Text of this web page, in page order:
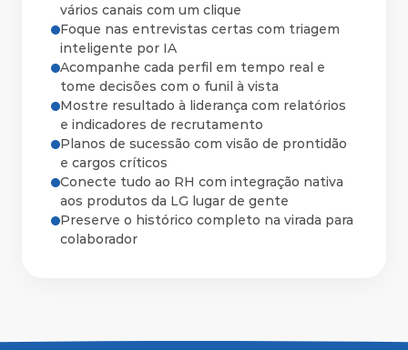
vários canais com um clique
Foque nas entrevistas certas com triagem
Acompanhe cada perfil em tempo real e
tome decisões com o funil à vista
Mostre resultado à liderança com relatórios
e indicadores de recrutamento
Planos de sucessão com visão de prontidão
e cargos críticos
Conecte tudo ao RH com integração nativa
aos produtos da LG lugar de gente
Preserve o histórico completo na virada para
colaborador